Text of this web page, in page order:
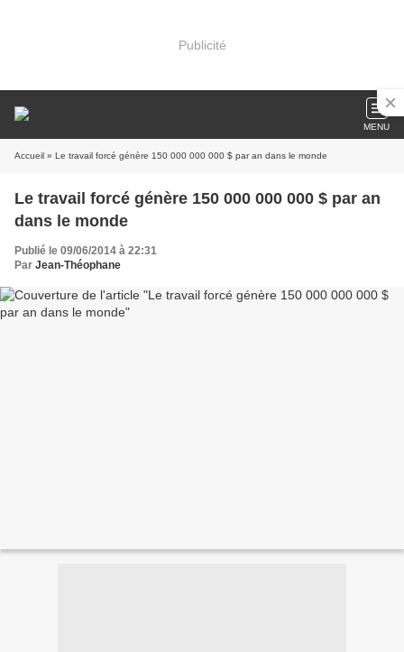
Publicité
MENU
Accueil » Le travail forcé génère 150 000 000 000 $ par an dans le monde
Le travail forcé génère 150 000 000 000 $ par an
dans le monde
Publié le 09/06/2014 à 22:31
Par Jean-Théophane